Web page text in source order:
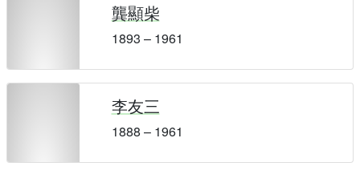
龔顯柴
1893 – 1961
李友三
1888 – 1961